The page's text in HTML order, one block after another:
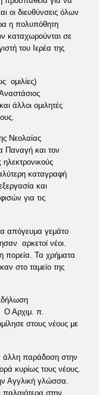
οι διευθύνσεις όλων
η πολυπόθητη
καταχωρούνται σε
του Ιερέα της
ομιλίες)
άλλοι ομιλητές
Νεολαίας
Παναγή και τον
καταγραφή
και
για τις
απόγευμα γεμάτο
αρκετοί νέοι.
πορεία. Τα χρήματα
στο ταμείο της
Ο Αρχιμ. π.
στους νέους με
άλλη παράδοση στην
κυρίως τους νέους.
Αγγλική γλώσσα.
παλαιότερα στην